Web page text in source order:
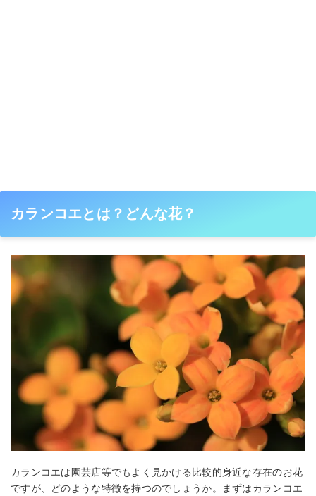
カランコエとは？どんな花？
カランコエは園芸店等でもよく見かける比較的身近な存在のお花
ですが、どのような特徴を持つのでしょうか。まずはカランコエ